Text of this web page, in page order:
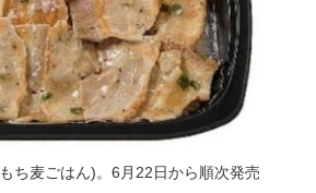
ち麦ごはん)。6月22日から順次発売